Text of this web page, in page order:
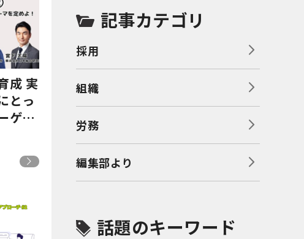
成 実
とっ
ゲッ
」育
記事カテゴリ
採用
組織
労務
編集部より
話題のキーワード